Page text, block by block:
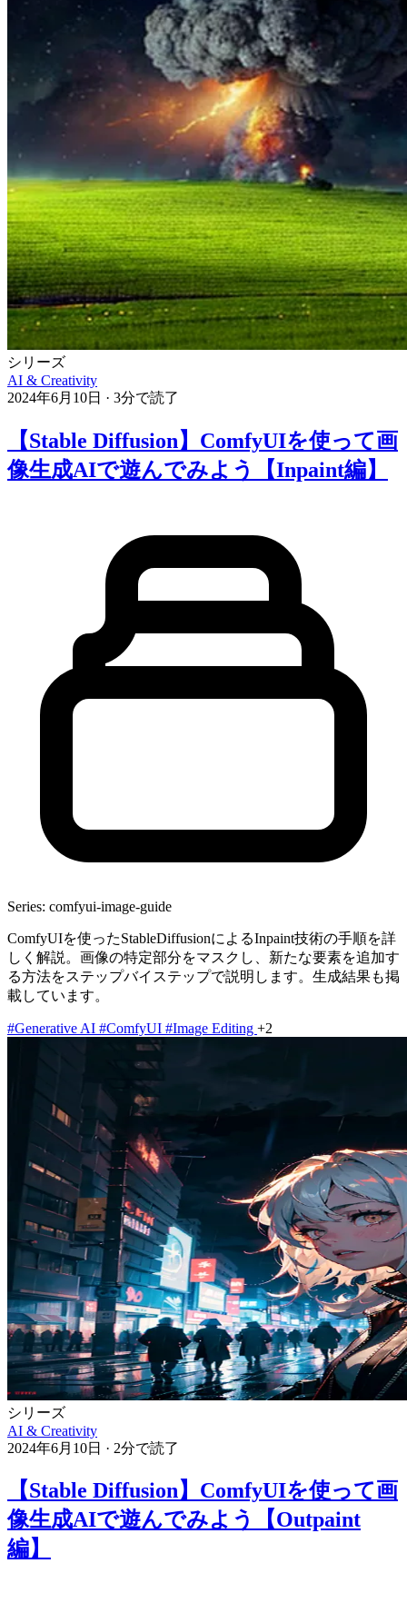
シリーズ
AI & Creativity
2024年6月10日 · 3分で読了
【Stable Diffusion】ComfyUIを使って画
像生成AIで遊んでみよう【Inpaint編】
Series: comfyui-image-guide
ComfyUIを使ったStableDiffusionによるInpaint技術の手順を詳
しく解説。画像の特定部分をマスクし、新たな要素を追加す
る方法をステップバイステップで説明します。生成結果も掲
載しています。
#Generative AI #ComfyUI #Image Editing +2
シリーズ
AI & Creativity
2024年6月10日 · 2分で読了
【Stable Diffusion】ComfyUIを使って画
像生成AIで遊んでみよう【Outpaint
編】